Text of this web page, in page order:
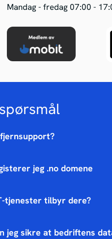
Mandag - fredag 07:00 -
jeg .no domene
tjenester tilbyr dere?
jeg sikre at bedriftens